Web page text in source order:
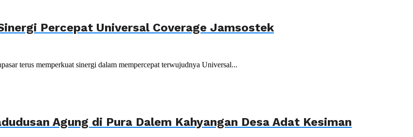
Percepat Universal Coverage Jamsostek
terus memperkuat sinergi dalam mempercepat terwujudnya Universal...
Agung di Pura Dalem Kahyangan Desa Adat Kesiman